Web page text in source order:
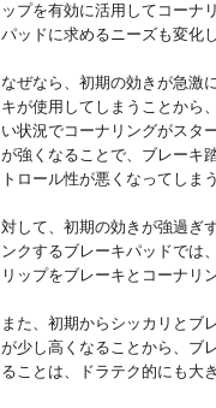
ップを有効に活用してコーナ
パッドに求めるニーズも変化
なぜなら、初期の効きが急激
キが使用してしまうことから
い状況でコーナリングがスタ
が強くなることで、ブレーキ
トロール性が悪くなってしま
対して、初期の効きが強過ぎ
ンクするブレーキパッドでは
リップをブレーキとコーナリ
また、初期からシッカリとブ
が少し高くなることから、ブ
ることは、ドラテク的にも大